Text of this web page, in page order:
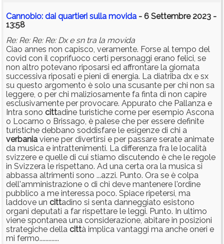
Cannobio: dai quartieri sulla movida - 6 Settembre 2023 -
13:58
Re: Re: Re: Re: Dx e sn tra la movida
Ciao annes non capisco, veramente. Forse al tempo del
covid con il coprifuoco certi personaggi erano felici, se
non altro potevano riposarsi ed affrontare la giornata
successiva riposati e pieni di energia. La diatriba dx e sx
su questo argomento è solo una scusante per chi non sa
leggere, o per chi maliziosamente fa finta di non capire
esclusivamente per provocare. Appurato che Pallanza e
Intra sono cittadine turistiche come per esempio Ascona
o Locarno o Brissago, è palese che per essere definite
turistiche debbano soddisfare le esigenze di chi a
verbania viene per divertirsi e per passare serate animate
da musica e intrattenimenti. La differenza fra le località
svizzere e quelle di cui stiamo discutendo è che le regole
in Svizzera le rispettano. Ad una certa ora la musica si
abbassa altrimenti sono ...azzi. Punto. Ora se è colpa
dell'amministrazione o di chi deve mantenere l'ordine
pubblico a me interessa poco. Spiace ripetersi, ma
laddove un cittadino si senta danneggiato esistono
organi deputati a far rispettare le leggi. Punto. In ultimo
viene spontanea una considerazione, abitare in posizioni
strategiche della città implica vantaggi ma anche oneri e
mi fermo.............